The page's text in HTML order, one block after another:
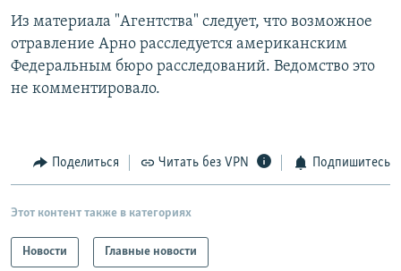
Из материала "Агентства" следует, что возможное
отравление Арно расследуется американским
Федеральным бюро расследований. Ведомство это
не комментировало.
Поделиться Читать без VPN Подпишитесь
Этот контент также в категориях
Новости Главные новости